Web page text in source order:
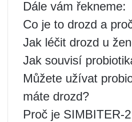
Dále vám řekneme:
Co je to drozd a
Jak léčit drozd u
Jak souvisí
Můžete užívat
máte drozd?
Proč je SIMBITER-